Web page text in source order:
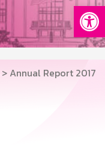
> Annual Report 2017